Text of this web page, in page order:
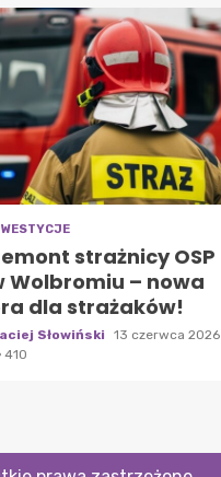
strażnicy OSP
Wolbromiu – nowa
dla strażaków!
Słowiński
13 czerwca 2026
410